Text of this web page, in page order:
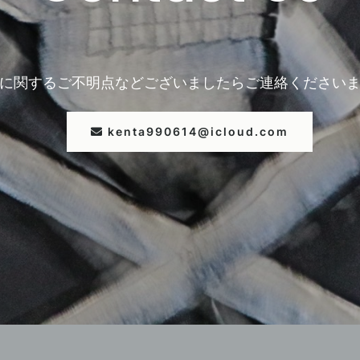
関するご不明点などございましたら ご連絡ください
kenta990614@icloud.com